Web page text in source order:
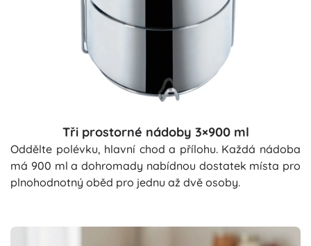
Tři prostorné nádoby 3×900 ml
Oddělte polévku, hlavní chod a přílohu. Každá nádoba
má 900 ml a dohromady nabídnou dostatek místa pro
plnohodnotný oběd pro jednu až dvě osoby.